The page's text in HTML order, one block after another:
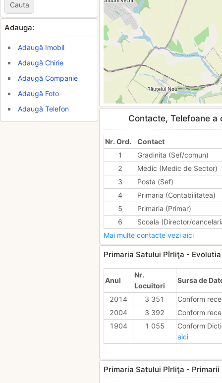
Adauga:
Adaugă Imobil
Adaugă Chirie
Adaugă Companie
Adaugă Foto
Adaugă Telefon
Contacte, Telefoane
Nr. Ord.
Contact
1
Gradinita (Sef/comun)
2
Medic (Medic de Sector)
3
Posta (Sef)
4
Primaria (Contabilitatea)
5
Primaria (Primar)
6
Scoala (Director/
Mai multe contacte vezi aici
Primaria Satului Pîrliţa -
Anul
Nr.
Locuitori
Sursa de
2014 3 351
Conform
2004
3 392
Conform
1904
1 055
Conform
aici
Primaria Satului Pîrliţa - Primarii